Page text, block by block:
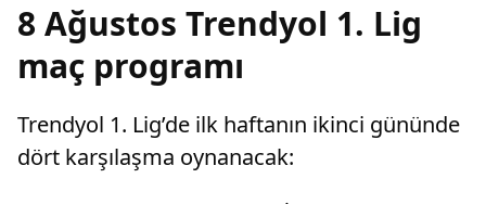
8 Ağustos Trendyol 1. Lig
maç programı
Trendyol 1. Lig’de ilk haftanın ikinci gününde
dört karşılaşma oynanacak: